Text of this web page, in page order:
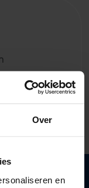
Over
en